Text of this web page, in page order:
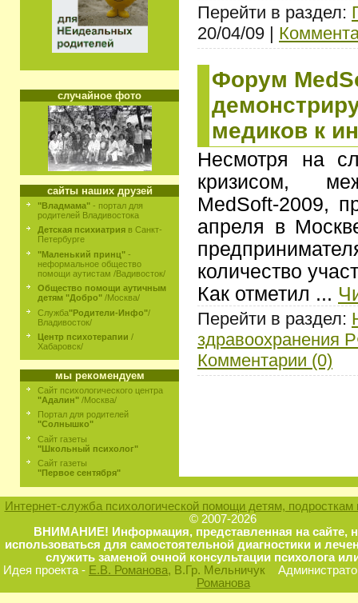
случайное фото
сайты наших друзей
"Владмама" - портал для
родителей Владивостока
Детская психиатрия в Санкт-
Петербурге
"Маленький принц" -
неформальное общество
помощи аутистам /Вадивосток/
Общество помощи аутичным
детям "Добро" /Москва/
Служба"Родители-Инфо"/
Владивосток/
Центр психотерапии /
Хабаровск/
мы рекомендуем
Сайт психологического центра
"Адалин" /Москва/
Портал для родителей
"Солнышко"
Сайт газеты
"Школьный психолог"
Сайт газеты
"Первое сентября"
Перейти в раздел:
20/04/09 |
Форум
медиков к
Несмотря на
кризисом,
MedSoft-2009,
апреля в
количество
Как отметил ...
Перейти в раздел:
здравоохранения
Комментарии (0)
Интернет-служба психологической помощи детям, подросткам
© 2007-2026
ВНИМАНИЕ! Информация, представленная на сайте,
использоваться для самостоятельной диагностики и
служить заменой очной консультации психолога
Идея проекта - Е.В. Романова, В.Гр. Мельничук
Романова